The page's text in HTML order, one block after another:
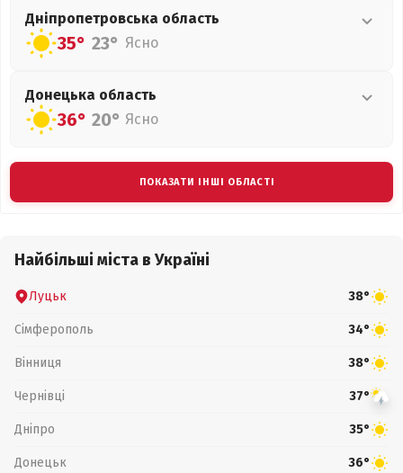
Дніпропетровська область
35° 23° Ясно
Донецька область
36° 20° Ясно
ПОКАЗАТИ ІНШІ ОБЛАСТІ
Найбільші міста в Україні
Луцьк 38°
Сімферополь 34°
Вінниця 38°
Чернівці 37°
Дніпро 35°
Донецьк 36°